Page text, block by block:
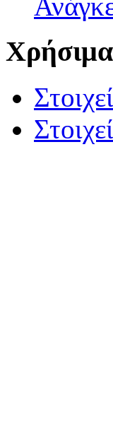
Χρήσιμα